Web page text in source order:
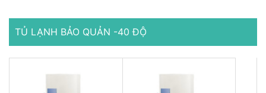
TỦ LẠNH BẢO QUẢN -40 ĐỘ